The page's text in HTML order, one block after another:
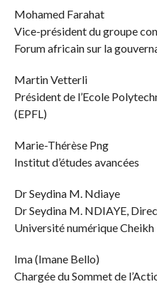
Mohamed Farahat
Vice-président du groupe
Forum africain sur la
Martin Vetterli
Président de l’Ecole
(EPFL)
Marie-Thérèse Png
Institut d’études avancées
Dr Seydina M. Ndiaye
Dr Seydina M. NDIAYE,
Université numérique
Ima (Imane Bello)
Chargée du Sommet de